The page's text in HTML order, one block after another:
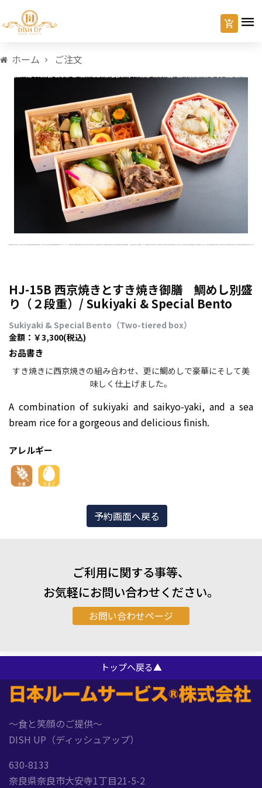
ホーム ご注文
HJ-15B 西京焼きとすき焼き御膳 鯛めし別盛
り（２段重）/ Sukiyaki & Special Bento
Sukiyaki & Special Bento（Two-tiered box）
金額：￥3,300(税込)
お品書き
すき焼きに西京焼きの組み合わせ、更に鯛めしで豪華にそして美
味しく仕上げました。
A combination of sukiyaki and saikyo-yaki, and a sea
bream rice for a gorgeous and delicious finish.
アレルギー
予約画面へ戻る
ご利用に関する事等、
お気軽にお問い合わせください。
お問い合わせページ
トップへ戻る▲
～食と笑顔のご提供～
DISH UP（ディッシュアップ）
630-8133
奈良県奈良市大安寺1丁目21-5-2